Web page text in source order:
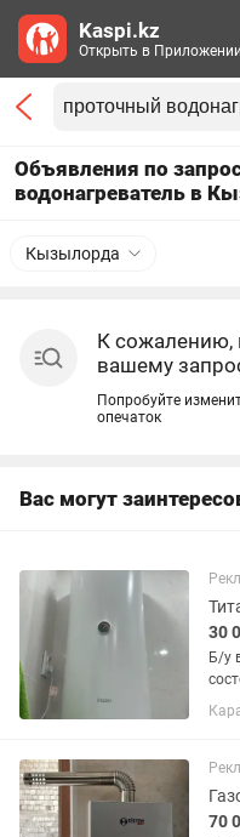
Объявления по
водонагреватель в
Кызылорда
К сожалению,
вашему
Попробуйте
опечаток
Вас могут
30
Б/у
70
Kaspi.kz
Открыть в